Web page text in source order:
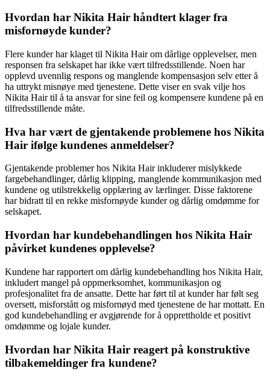
Hvordan har Nikita Hair håndtert klager fra
misfornøyde kunder?
Flere kunder har klaget til Nikita Hair om dårlige opplevelser, men
responsen fra selskapet har ikke vært tilfredsstillende. Noen har
opplevd uvennlig respons og manglende kompensasjon selv etter å
ha uttrykt misnøye med tjenestene. Dette viser en svak vilje hos
Nikita Hair til å ta ansvar for sine feil og kompensere kundene på en
tilfredsstillende måte.
Hva har vært de gjentakende problemene hos Nikita
Hair ifølge kundenes anmeldelser?
Gjentakende problemer hos Nikita Hair inkluderer mislykkede
fargebehandlinger, dårlig klipping, manglende kommunikasjon med
kundene og utilstrekkelig opplæring av lærlinger. Disse faktorene
har bidratt til en rekke misfornøyde kunder og dårlig omdømme for
selskapet.
Hvordan har kundebehandlingen hos Nikita Hair
påvirket kundenes opplevelse?
Kundene har rapportert om dårlig kundebehandling hos Nikita Hair,
inkludert mangel på oppmerksomhet, kommunikasjon og
profesjonalitet fra de ansatte. Dette har ført til at kunder har følt seg
oversett, misforstått og misfornøyd med tjenestene de har mottatt. En
god kundebehandling er avgjørende for å opprettholde et positivt
omdømme og lojale kunder.
Hvordan har Nikita Hair reagert på konstruktive
tilbakemeldinger fra kundene?